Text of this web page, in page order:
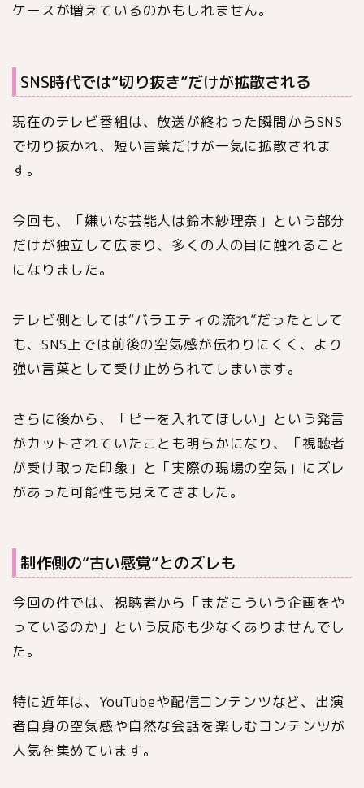
ケースが増えているのかもしれません。
SNS時代では“切り抜き”だけが拡散される
現在のテレビ番組は、放送が終わった瞬間からSNS
で切り抜かれ、短い言葉だけが一気に拡散されま
す。
今回も、「嫌いな芸能人は鈴木紗理奈」という部分
だけが独立して広まり、多くの人の目に触れること
になりました。
テレビ側としては“バラエティの流れ”だったとして
も、SNS上では前後の空気感が伝わりにくく、より
強い言葉として受け止められてしまいます。
さらに後から、「ピーを入れてほしい」という発言
がカットされていたことも明らかになり、「視聴者
が受け取った印象」と「実際の現場の空気」にズレ
があった可能性も見えてきました。
制作側の“古い感覚”とのズレも
今回の件では、視聴者から「まだこういう企画をや
っているのか」という反応も少なくありませんでし
た。
特に近年は、YouTubeや配信コンテンツなど、出演
者自身の空気感や自然な会話を楽しむコンテンツが
人気を集めています。